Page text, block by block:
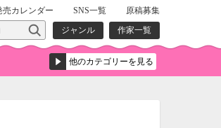
売カレンダー SNS一覧
原稿募集
ジャンル
作家一覧